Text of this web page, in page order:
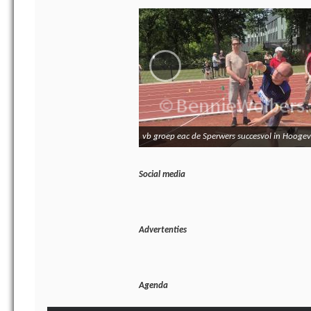
vb groep eac de Sperwers succesvol in
‹
Social media
Advertenties
Agenda